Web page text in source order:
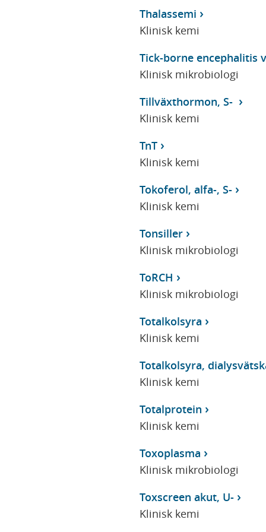
Thalassemi
Klinisk kemi
Tick-borne encephalitis
Klinisk mikrobiologi
Tillväxthormon, S-
Klinisk kemi
TnT
Klinisk kemi
Tokoferol, alfa-, S-
Klinisk kemi
Tonsiller
Klinisk mikrobiologi
ToRCH
Klinisk mikrobiologi
Totalkolsyra
Klinisk kemi
Totalkolsyra,
Klinisk kemi
Totalprotein
Klinisk kemi
Toxoplasma
Klinisk mikrobiologi
Toxscreen akut, U-
Klinisk kemi